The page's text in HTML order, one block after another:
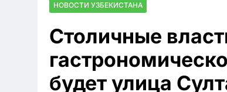
НОВОСТИ УЗБЕКИСТАНА
Столичные
будет улица